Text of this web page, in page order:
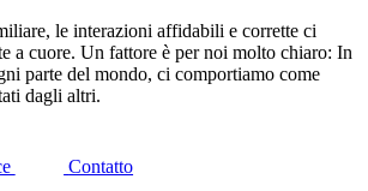
le interazioni affidabili e corrette ci
a cuore. Un fattore è per noi molto chiaro: In
parte del mondo, ci comportiamo come
dagli altri.
Contatto